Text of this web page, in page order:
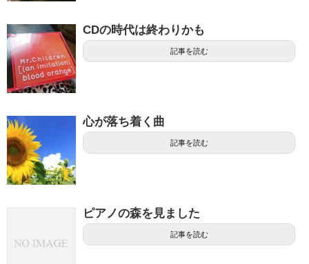
CDの時代は終わりかも
記事を読む
心が落ち着く曲
記事を読む
ピアノの森を見ました
記事を読む